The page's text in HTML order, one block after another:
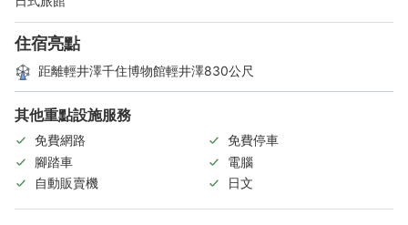
住宿亮點
距離輕井澤千住博物館輕井澤830公尺
其他重點設施服務
免費網路
免費停車
腳踏車
電腦
自動販賣機
日文